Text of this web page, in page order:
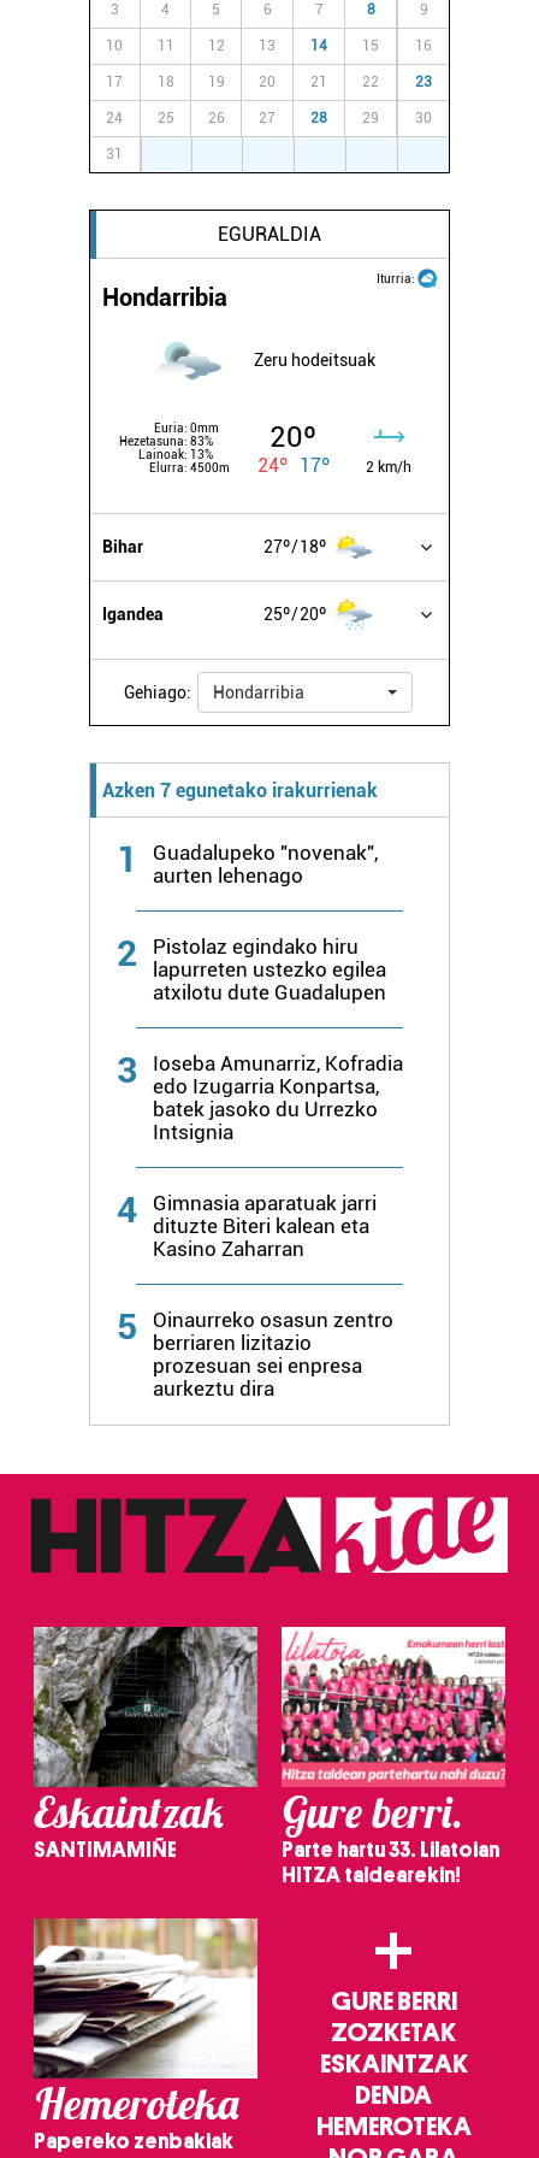
3 4 5 6 7 8 9
10 11 12 13 14 15 16
17 18 19 20 21 22 23
24 25 26 27 28 29 30
31
EGURALDIA
Iturria:
Hondarribia
Zeru hodeitsuak
Euria: 0mm
Hezetasuna: 83%
Lainoak: 13%
Elurra: 4500m
20º
24º 17º 2 km/h
Bihar 27º 18º
Igandea 25º 20º
Gehiago: Hondarribia
Azken 7 egunetako irakurrienak
1
Guadalupeko "novenak",
aurten lehenago
2
Pistolaz egindako hiru
lapurreten ustezko egilea
atxilotu dute Guadalupen
3
Ioseba Amunarriz, Kofradia
edo Izugarria Konpartsa,
batek jasoko du Urrezko
Intsignia
4
Gimnasia aparatuak jarri
dituzte Biteri kalean eta
Kasino Zaharran
5
Oinaurreko osasun zentro
berriaren lizitazio
prozesuan sei enpresa
aurkeztu dira
Eskaintzak
SANTIMAMIÑE
Gure berri.
Parte hartu 33. Lilatoian
HITZA taldearekin!
Hemeroteka
Papereko zenbakiak
+
GURE BERRI
ZOZKETAK
ESKAINTZAK
DENDA
HEMEROTEKA